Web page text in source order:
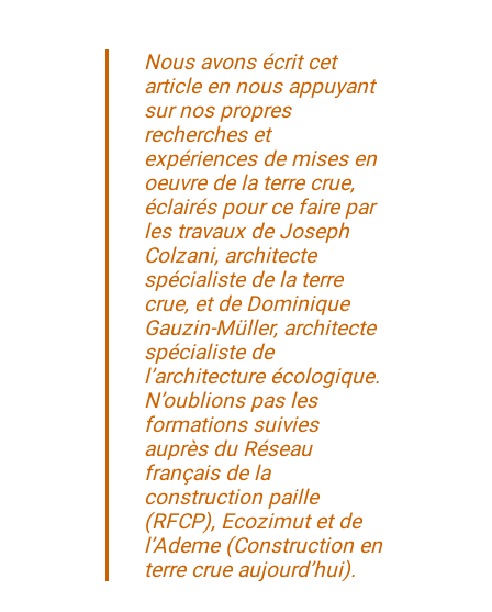
Nous avons écrit cet
article en nous appuyant
sur nos propres
recherches et
expériences de mises en
oeuvre de la terre crue,
éclairés pour ce faire par
les travaux de Joseph
Colzani, architecte
spécialiste de la terre
crue, et de Dominique
Gauzin-Müller, architecte
spécialiste de
l’architecture écologique.
N’oublions pas les
formations suivies
auprès du Réseau
français de la
construction paille
(RFCP), Ecozimut et de
l’Ademe (Construction en
terre crue aujourd’hui).